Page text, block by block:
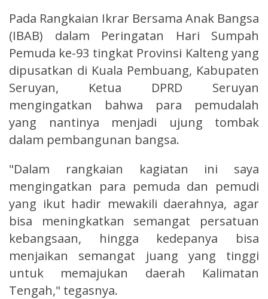
Pada Rangkaian Ikrar Bersama Anak Bangsa
(IBAB) dalam Peringatan Hari Sumpah
Pemuda ke-93 tingkat Provinsi Kalteng yang
dipusatkan di Kuala Pembuang, Kabupaten
Seruyan, Ketua DPRD Seruyan
mengingatkan bahwa para pemudalah
yang nantinya menjadi ujung tombak
dalam pembangunan bangsa.
"Dalam rangkaian kagiatan ini saya
mengingatkan para pemuda dan pemudi
yang ikut hadir mewakili daerahnya, agar
bisa meningkatkan semangat persatuan
kebangsaan, hingga kedepanya bisa
menjaikan semangat juang yang tinggi
untuk memajukan daerah Kalimatan
Tengah," tegasnya.